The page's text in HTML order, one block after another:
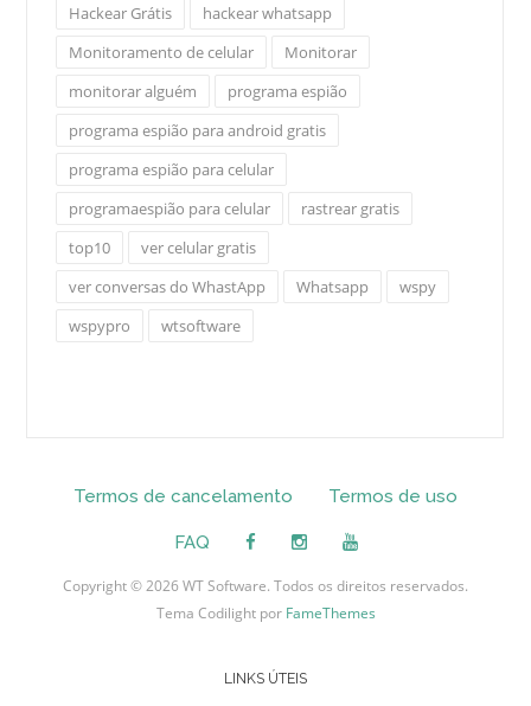
Hackear Grátis
hackear whatsapp
Monitoramento de celular
Monitorar
monitorar alguém
programa espião
programa espião para android gratis
programa espião para celular
programaespião para celular
rastrear gratis
top10
ver celular gratis
ver conversas do WhastApp
Whatsapp
wspy
wspypro
wtsoftware
Termos de cancelamento Termos de uso
FAQ
Copyright © 2026 WT Software. Todos os direitos reservados.
Tema Codilight por FameThemes
LINKS ÚTEIS